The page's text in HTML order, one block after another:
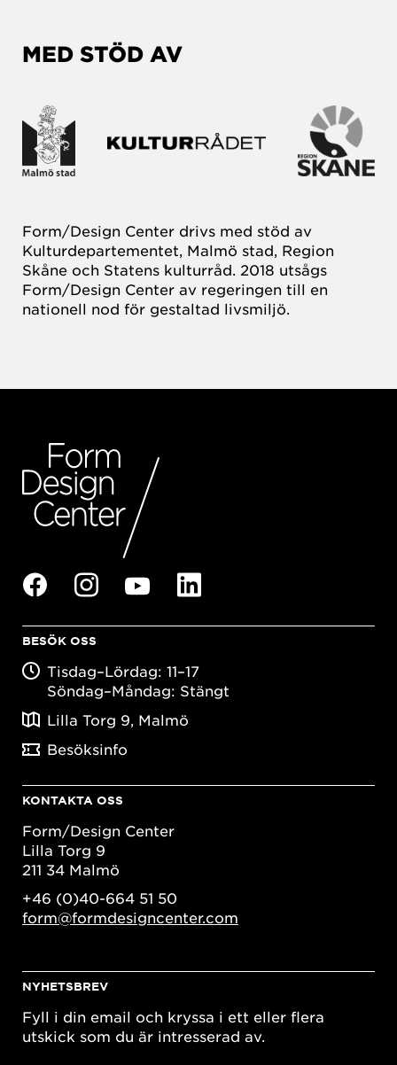
MED STÖD AV
Form/Design Center drivs med stöd av
Kulturdepartementet, Malmö stad, Region
Skåne och Statens kulturråd. 2018 utsågs
Form/Design Center av regeringen till en
nationell nod för gestaltad livsmiljö.
BESÖK OSS
Tisdag–Lördag: 11–17
Söndag–Måndag: Stängt
Lilla Torg 9, Malmö
Besöksinfo
KONTAKTA OSS
Form/Design Center
Lilla Torg 9
211 34 Malmö
+46 (0)40-664 51 50
form@formdesigncenter.com
NYHETSBREV
Fyll i din email och kryssa i ett eller flera
utskick som du är intresserad av.